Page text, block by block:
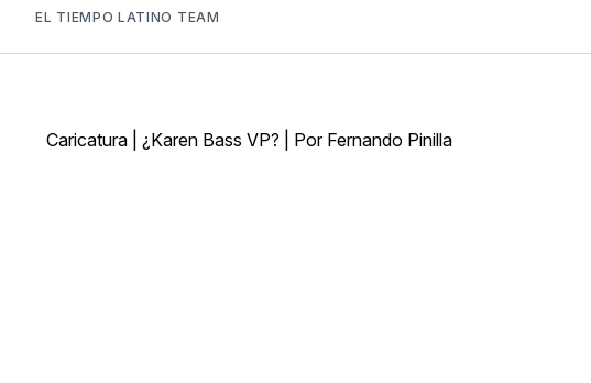
EL TIEMPO LATINO TEAM
Caricatura | ¿Karen Bass VP? | Por Fernando Pinilla